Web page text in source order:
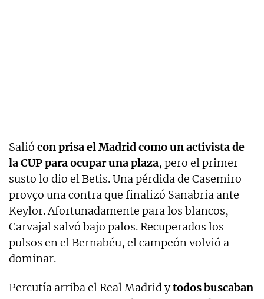
Salió con prisa el Madrid como un activista de
la CUP para ocupar una plaza, pero el primer
susto lo dio el Betis. Una pérdida de Casemiro
provço una contra que finalizó Sanabria ante
Keylor. Afortunadamente para los blancos,
Carvajal salvó bajo palos. Recuperados los
pulsos en el Bernabéu, el campeón volvió a
dominar.
Percutía arriba el Real Madrid ytodos buscaban